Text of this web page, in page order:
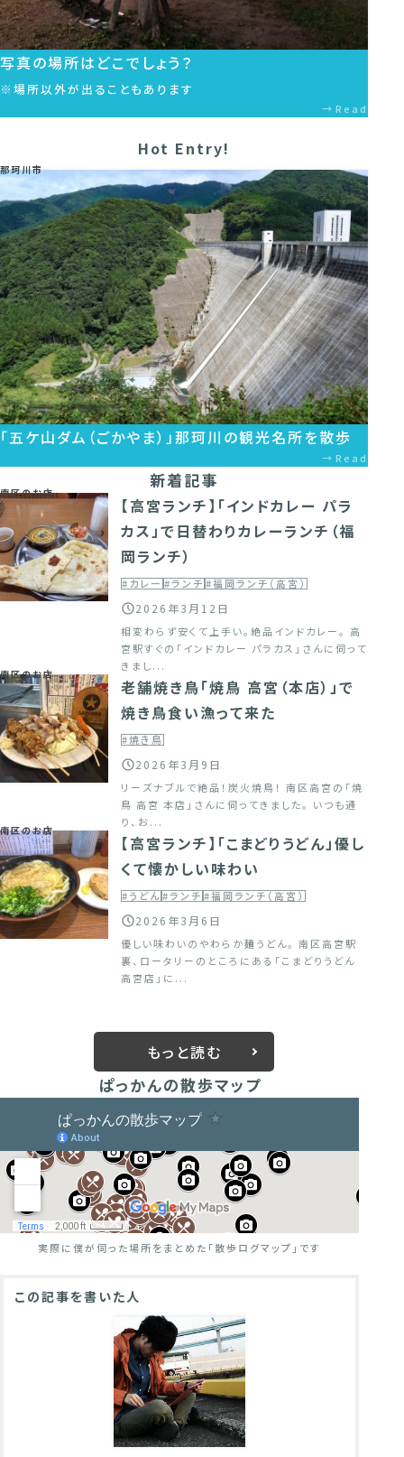
写真の場所はどこでしょう？
※場所以外が出ることもあります
Read
Hot Entry!
那珂川市
「五ケ山ダム（ごかやま）」那珂川の観光名所を散歩
Read
新着記事
南区のお店
【高宮ランチ】「インドカレー パラ
カス」で日替わりカレーランチ（福
岡ランチ）
#カレー#ランチ#福岡ランチ（高宮）
2026年3月12日
相変わらず安くて上手い。絶品インドカレー。 高
宮駅すぐの「インドカレー パラカス」さんに伺って
きまし...
南区のお店
老舗焼き鳥「焼鳥 高宮（本店）」で
焼き鳥食い漁って来た
#焼き鳥
2026年3月9日
リーズナブルで絶品！炭火焼鳥！ 南区高宮の「焼
鳥 高宮 本店」さんに伺ってきました。 いつも通
り、お...
南区のお店
【高宮ランチ】「こまどりうどん」優し
くて懐かしい味わい
#うどん#ランチ#福岡ランチ（高宮）
2026年3月6日
優しい味わいのやわらか麺うどん。 南区高宮駅
裏、ロータリーのところにある「こまどりうどん
高宮店」に...
もっと読む
ぱっかんの散歩マップ
実際に僕が伺った場所をまとめた 「散歩ログマップ」です
この記事を書いた人